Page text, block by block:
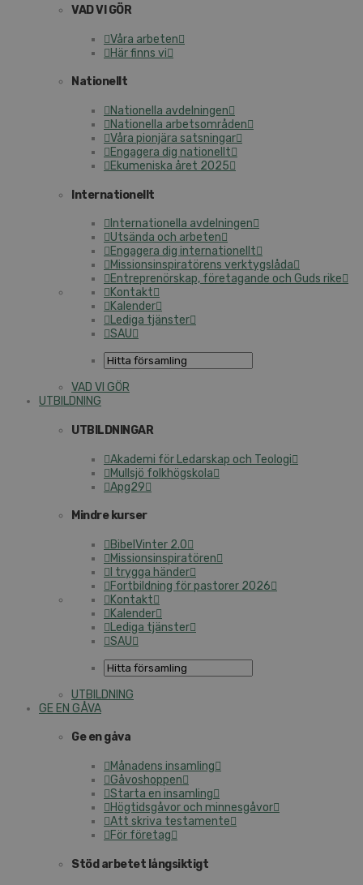
VAD VI GÖR
Våra arbeten
Här finns vi
Nationellt
Nationella avdelningen
Nationella arbetsområden
Våra pionjära satsningar
Engagera dig nationellt
Ekumeniska året 2025
Internationellt
Internationella avdelningen
Utsända och arbeten
Engagera dig internationellt
Missionsinspiratörens verktygslåda
Entreprenörskap, företagande och Guds rike
Kontakt
Kalender
Lediga tjänster
SAU
VAD VI GÖR
UTBILDNING
UTBILDNINGAR
Akademi för Ledarskap och Teologi
Mullsjö folkhögskola
Apg29
Mindre kurser
BibelVinter 2.0
Missionsinspiratören
I trygga händer
Fortbildning för pastorer 2026
Kontakt
Kalender
Lediga tjänster
SAU
UTBILDNING
GE EN GÅVA
Ge en gåva
Månadens insamling
Gåvoshoppen
Starta en insamling
Högtidsgåvor och minnesgåvor
Att skriva testamente
För företag
Stöd arbetet långsiktigt